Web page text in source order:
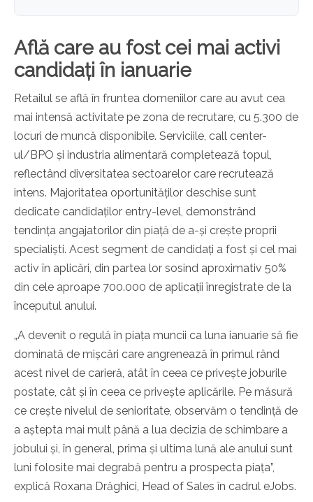
Află care au fost cei mai activi
candidați în ianuarie
Retailul se află în fruntea domeniilor care au avut cea
mai intensă activitate pe zona de recrutare, cu 5.300 de
locuri de muncă disponibile. Serviciile, call center-
ul/BPO și industria alimentară completează topul,
reflectând diversitatea sectoarelor care recrutează
intens. Majoritatea oportunităților deschise sunt
dedicate candidaților entry-level, demonstrând
tendința angajatorilor din piață de a-și crește proprii
specialiști. Acest segment de candidați a fost și cel mai
activ în aplicări, din partea lor sosind aproximativ 50%
din cele aproape 700.000 de aplicații înregistrate de la
începutul anului.
„A devenit o regulă în piața muncii ca luna ianuarie să fie
dominată de mișcări care angrenează în primul rând
acest nivel de carieră, atât în ceea ce privește joburile
postate, cât și în ceea ce privește aplicările. Pe măsură
ce crește nivelul de senioritate, observăm o tendință de
a aștepta mai mult până a lua decizia de schimbare a
jobului și, în general, prima și ultima lună ale anului sunt
luni folosite mai degrabă pentru a prospecta piața”,
explică Roxana Drăghici, Head of Sales în cadrul eJobs.